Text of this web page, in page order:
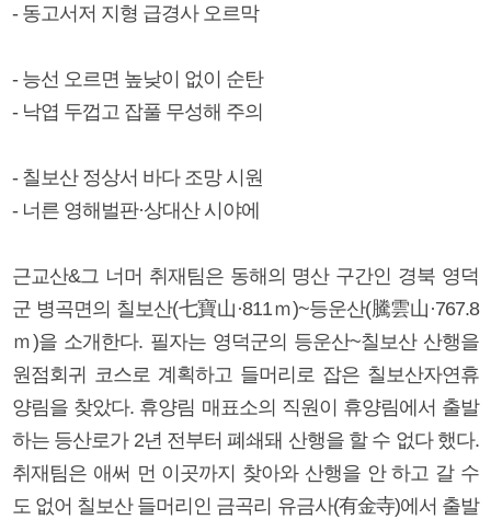
- 동고서저 지형 급경사 오르막
- 능선 오르면 높낮이 없이 순탄
- 낙엽 두껍고 잡풀 무성해 주의
- 칠보산 정상서 바다 조망 시원
- 너른 영해벌판·상대산 시야에
근교산&그 너머 취재팀은 동해의 명산 구간인 경북 영덕
군 병곡면의 칠보산(七寶山·811ｍ)~등운산(騰雲山·767.8
ｍ)을 소개한다. 필자는 영덕군의 등운산~칠보산 산행을
원점회귀 코스로 계획하고 들머리로 잡은 칠보산자연휴
양림을 찾았다. 휴양림 매표소의 직원이 휴양림에서 출발
하는 등산로가 2년 전부터 폐쇄돼 산행을 할 수 없다 했다.
취재팀은 애써 먼 이곳까지 찾아와 산행을 안 하고 갈 수
도 없어 칠보산 들머리인 금곡리 유금사(有金寺)에서 출발